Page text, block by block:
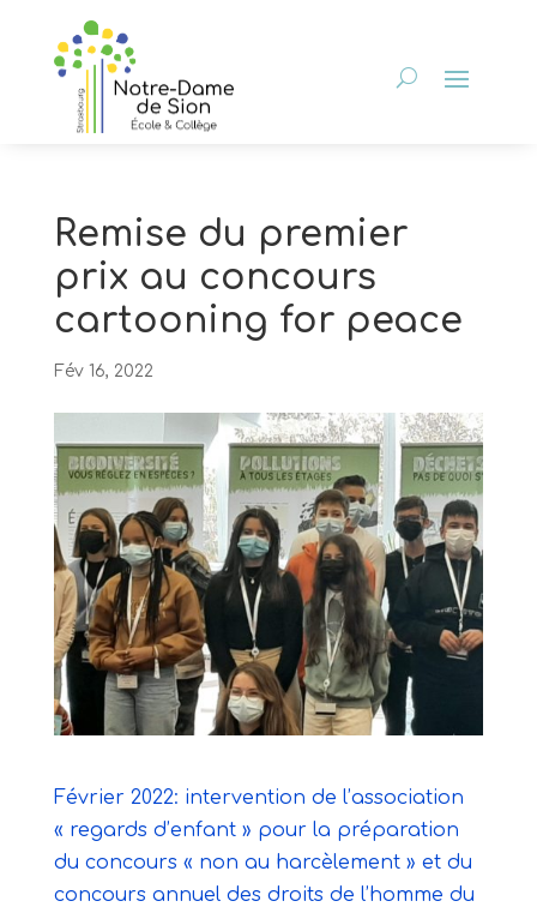
Remise du premier
prix au concours
cartooning for peace
Fév 16, 2022
Février 2022: intervention de l’association
« regards d’enfant » pour la préparation
du concours « non au harcèlement » et du
concours annuel des droits de l’homme du